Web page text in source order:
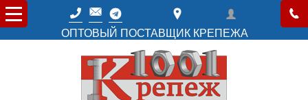
ОПТОВЫЙ ПОСТАВЩИК КРЕПЕЖА